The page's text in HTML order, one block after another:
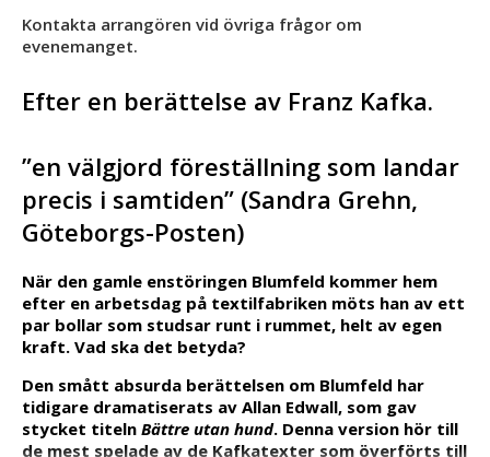
Kontakta arrangören vid övriga frågor om
evenemanget.
Efter en berättelse av Franz Kafka.
”en välgjord föreställning som landar
precis i samtiden” (Sandra Grehn,
Göteborgs-Posten)
När den gamle enstöringen Blumfeld kommer hem
efter en arbetsdag på textilfabriken möts han av ett
par bollar som studsar runt i rummet, helt av egen
kraft. Vad ska det betyda?
Den smått absurda berättelsen om Blumfeld har
tidigare dramatiserats av Allan Edwall, som gav
stycket titeln Bättre utan hund. Denna version hör till
de mest spelade av de Kafkatexter som överförts till